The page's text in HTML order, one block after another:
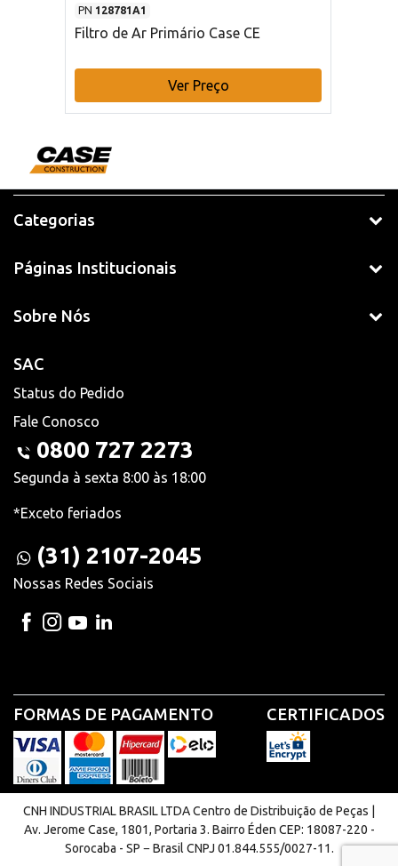
PN 128781A1
Filtro de Ar Primário Case CE
Ver Preço
Categorias
Páginas Institucionais
Sobre Nós
SAC
Status do Pedido
Fale Conosco
0800 727 2273
Segunda à sexta 8:00 às 18:00
*Exceto feriados
(31) 2107-2045
Nossas Redes Sociais
FORMAS DE PAGAMENTO CERTIFICADOS
CNH INDUSTRIAL BRASIL LTDA Centro de Distribuição de Peças |
Av. Jerome Case, 1801, Portaria 3. Bairro Éden CEP: 18087-220 -
Sorocaba - SP − Brasil CNPJ 01.844.555/0027-11.